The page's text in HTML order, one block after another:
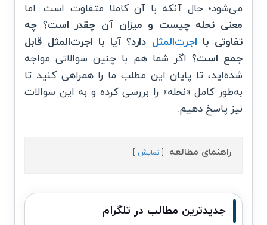
می‌شود؛ حال آنکه با آن کاملا متفاوت است. اما
معنی نحله چیست و میزان آن چقدر است؟ چه
تفاوتی با اجرت‌المثل دارد؟آیا با اجرت‌المثل قابل
جمع است؟ اگر شما هم با چنین سوالاتی مواجه
شده‌اید، تا پایان این مطلب ما را همراهی کنید تا
به‌طور کامل «نحله» را بررسی کرده و به این سوالات
نیز پاسخ دهیم.
راهنمای مطالعه نمایش
جدیدترین مطالب در تلگرام